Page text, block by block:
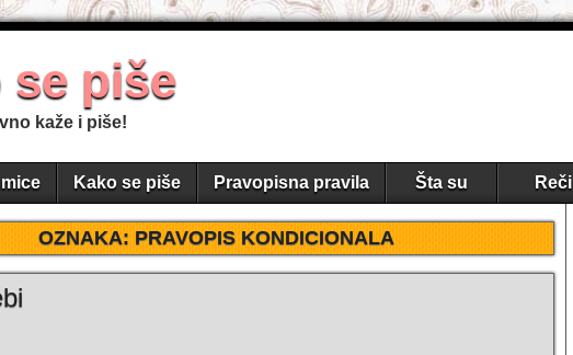
se piše
kaže i piše!
Kako se piše Pravopisna pravila Šta su Reči
OZNAKA:PRAVOPIS KONDICIONALA